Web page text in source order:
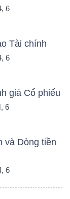
6
Tài chính
6
giá Cổ phiếu
6
và Dòng tiền
6